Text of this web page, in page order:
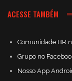
ACESSE TAMBÉM
Comunidade BR
Grupo no
Nosso App